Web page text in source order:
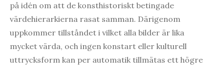
på idén om att de konsthistoriskt betingade
värdehierarkierna rasat samman. Därigenom
uppkommer tillståndet i vilket alla bilder är lika
mycket värda, och ingen konstart eller kulturell
uttrycksform kan per automatik tillmätas ett högre